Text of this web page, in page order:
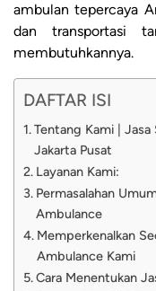
ambulan tepercaya
dan transportasi
membutuhkannya.
DAFTAR ISI
Tentang Kami |
Jakarta Pusat
Layanan Kami:
Permasalahan
Ambulance
Memperkenalkan
Ambulance Kami
Cara Menentukan